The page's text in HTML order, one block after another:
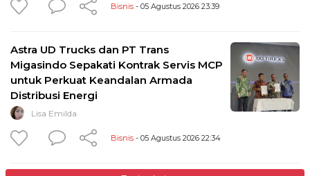
Bisnis - 05 Agustus 2026 23:39
Astra UD Trucks dan PT Trans
Migasindo Sepakati Kontrak Servis MCP
untuk Perkuat Keandalan Armada
Distribusi Energi
Lisa Emilda
Bisnis - 05 Agustus 2026 22:34